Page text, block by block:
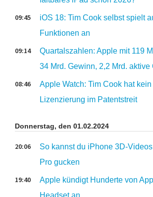
iOS 18: Tim Cook selbst spielt
Funktionen an
09:45
Quartalszahlen: Apple mit 119
34 Mrd. Gewinn, 2,2 Mrd. aktive
09:14
Apple Watch: Tim Cook hat
Lizenzierung im Patentstreit
08:46
Donnerstag, den 01.02.2024
So kannst du iPhone 3D-
Pro gucken
20:06
Apple kündigt Hunderte von
Headset an
19:40